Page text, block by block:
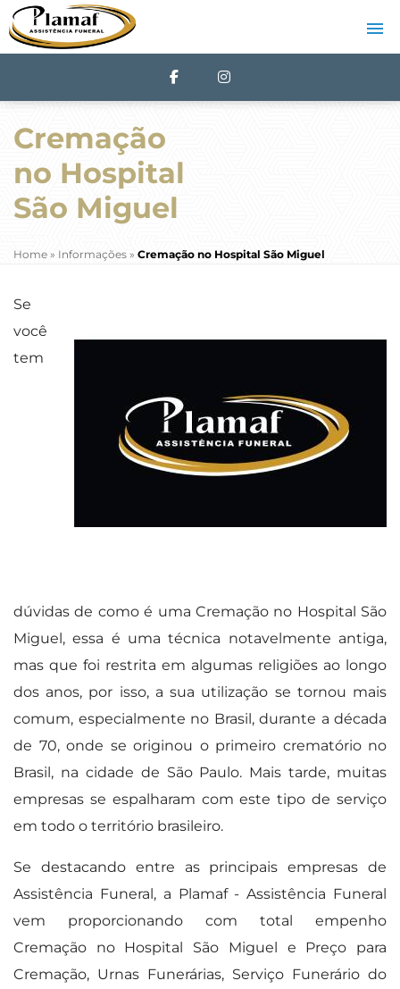
Cremação
no Hospital
São Miguel
Home » Informações » Cremação no Hospital São Miguel
Se
você
tem
dúvidas de como é uma Cremação no Hospital São
Miguel, essa é uma técnica notavelmente antiga,
mas que foi restrita em algumas religiões ao longo
dos anos, por isso, a sua utilização se tornou mais
comum, especialmente no Brasil, durante a década
de 70, onde se originou o primeiro crematório no
Brasil, na cidade de São Paulo. Mais tarde, muitas
empresas se espalharam com este tipo de serviço
em todo o território brasileiro.
Se destacando entre as principais empresas de
Assistência Funeral, a Plamaf - Assistência Funeral
vem proporcionando com total empenho
Cremação no Hospital São Miguel e Preço para
Cremação, Urnas Funerárias, Serviço Funerário do